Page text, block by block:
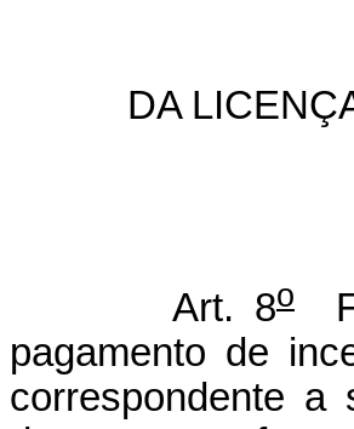
DA
Art. 8o
pagamento de
correspondente